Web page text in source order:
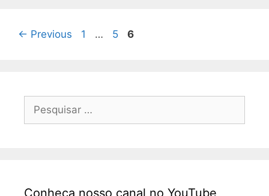
← Previous 1 … 5 6
Conheça nosso canal no YouTube